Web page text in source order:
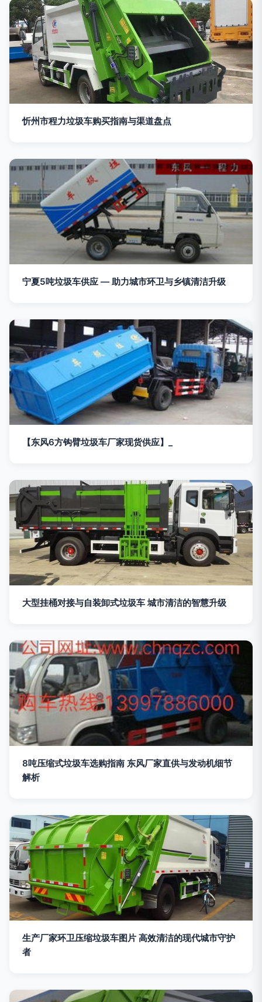
忻州市程力垃圾车购买指南与渠道盘点
宁夏5吨垃圾车供应 — 助力城市环卫与乡镇清洁升级
【东风6方钩臂垃圾车厂家现货供应】_
大型挂桶对接与自装卸式垃圾车 城市清洁的智慧升级
8吨压缩式垃圾车选购指南 东风厂家直供与发动机细节
解析
生产厂家环卫压缩垃圾车图片 高效清洁的现代城市守护
者